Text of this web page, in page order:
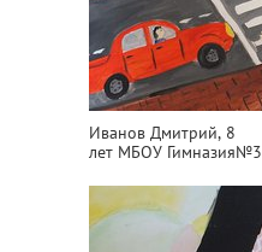
Иванов Дмитрий, 8
лет МБОУ Гимназия№3